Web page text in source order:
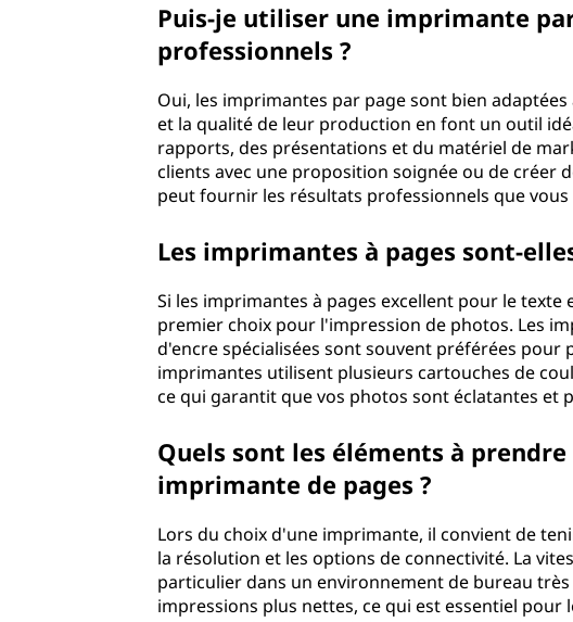
Puis-je utiliser une imprimante
professionnels ?
Oui, les imprimantes par page sont bien
et la qualité de leur production en font un outil
rapports, des présentations et du matériel de
clients avec une proposition soignée ou de créer
peut fournir les résultats professionnels que vous
Les imprimantes à pages sont-
Si les imprimantes à pages excellent pour le
premier choix pour l'impression de photos. Les
d'encre spécialisées sont souvent préférées
imprimantes utilisent plusieurs cartouches de
ce qui garantit que vos photos sont éclatantes et
Quels sont les éléments à
imprimante de pages ?
Lors du choix d'une imprimante, il convient de
la résolution et les options de connectivité. La
particulier dans un environnement de bureau
impressions plus nettes, ce qui est essentiel